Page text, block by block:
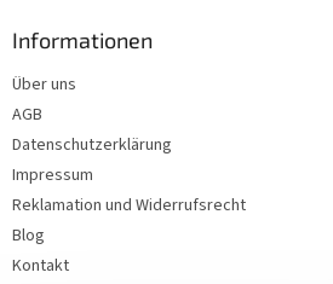
Informationen
Über uns
AGB
Datenschutzerklärung
Impressum
Reklamation und Widerrufsrecht
Blog
Kontakt